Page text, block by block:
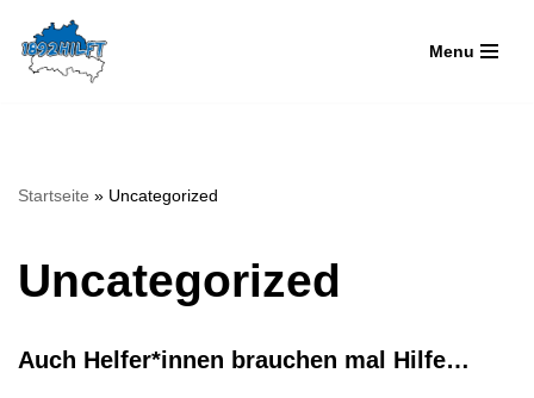
Zum
Menu
Startseite » Uncategorized
Uncategorized
Auch Helfer*innen brauchen mal Hilfe…